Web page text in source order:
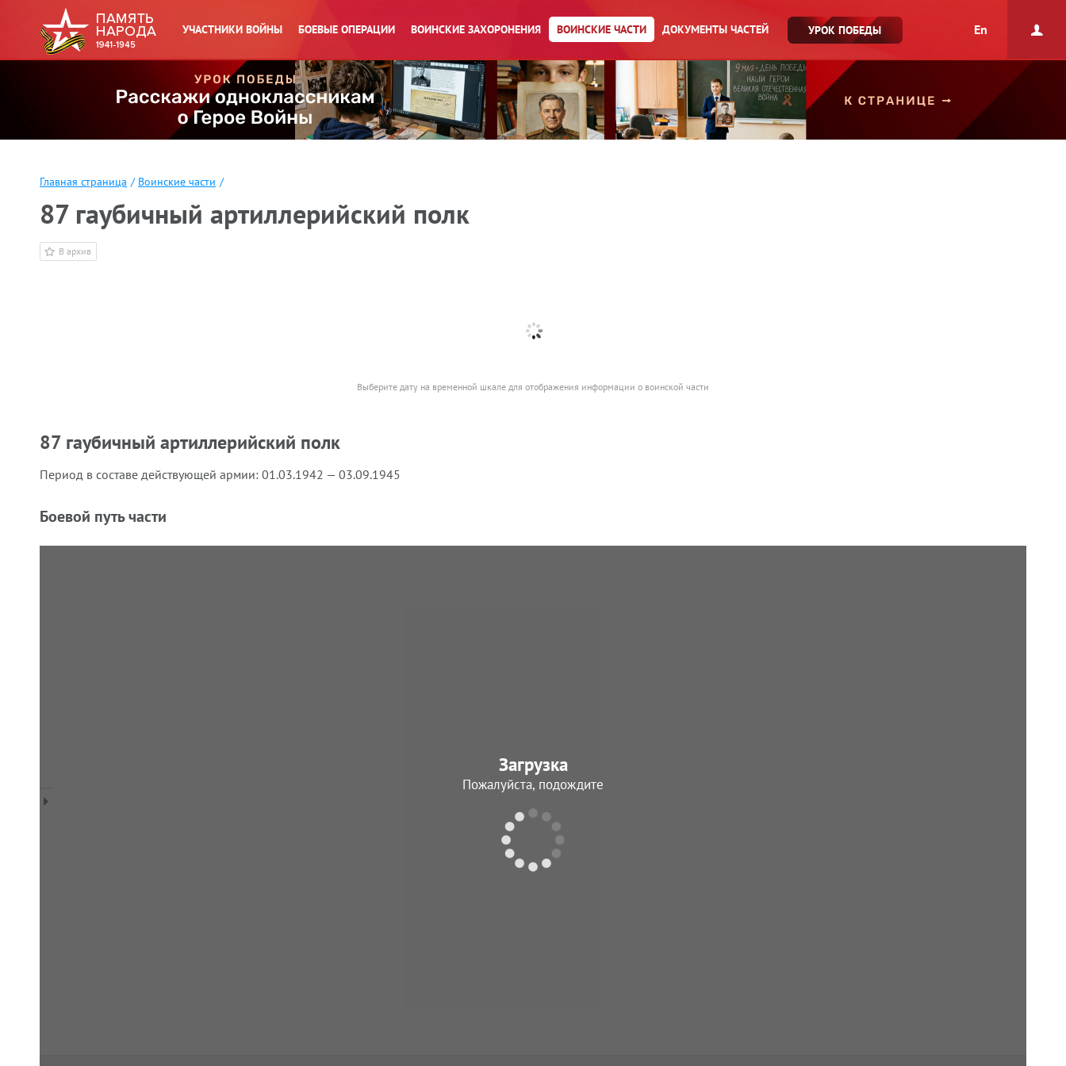
УЧАСТНИКИ ВОЙНЫ БОЕВЫЕ ОПЕРАЦИИ ВОИНСКИЕ ЗАХОРОНЕНИЯ ВОИНСКИЕ ЧАСТИ ДОКУМЕНТЫ ЧАСТЕЙ УРОК ПОБЕДЫ En
Главная страница / Воинские части /
87 гаубичный артиллерийский полк
В архив
Выберите дату на временной шкале для отображения информации о воинской части
87 гаубичный артиллерийский полк
Период в составе действующей армии: 01.03.1942 — 03.09.1945
Боевой путь части
Загрузка
Пожалуйста, подождите